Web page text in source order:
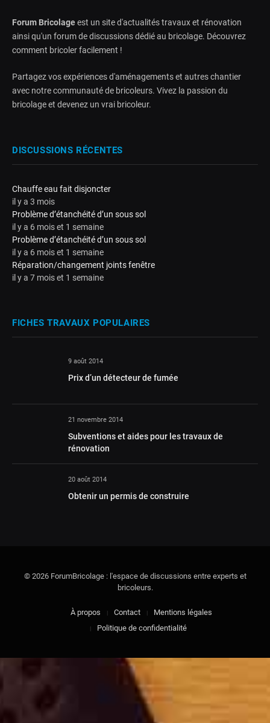
Forum Bricolageest un site d'actualités travaux et rénovation
ainsi qu'un forum de discussions dédié au bricolage. Découvrez
comment bricoler facilement !
Partagez vos expériences d'aménagements et autres chantier
avec notre communauté de bricoleurs. Vivez la passion du
bricolage et devenez un vrai bricoleur.
DISCUSSIONS RÉCENTES
Chauffe eau fait disjoncter
il y a 3 mois
Problème d’étanchéité d’un sous sol
il y a 6 mois et 1 semaine
Problème d’étanchéité d’un sous sol
il y a 6 mois et 1 semaine
Réparation/changement joints fenêtre
il y a 7 mois et 1 semaine
FICHES TRAVAUX POPULAIRES
9 août 2014
Prix d’un détecteur de fumée
21 novembre 2014
Subventions et aides pour les travaux de
rénovation
20 août 2014
Obtenir un permis de construire
© 2026 ForumBricolage : l'espace de discussions entre experts et
bricoleurs.
À propos Contact
Mentions légales
Politique de confidentialité